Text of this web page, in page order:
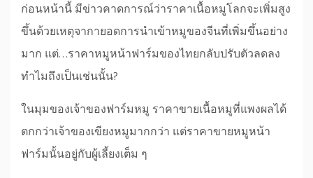
ก่อนหน้านี้ มีข่าวคาดการณ์ว่าราคาเนื้อหมูโลกจะเพิ่มสูง
ขึ้นด้วยเหตุจากายอดการนำเข้าหมูของจีนที่เพิ่มขึ้นอย่าง
มาก แต่…ราคาหมูหน้าฟาร์มของไทยกลับปรับตัวลดลง
ทำไมถึงเป็นเช่นนั้น?
ในมุมของเจ้าของฟาร์มหมู ราคาขายเนื้อหมูที่แพงผลได้
ตกกว่าเจ้าของเขียงหมูมากกว่า แต่ราคาขายหมูหน้า
ฟาร์มนั้นอยู่กับผู้เลี้ยงเต็ม ๆ